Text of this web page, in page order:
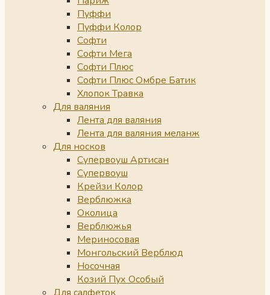
Пуффи
Пуффи Колор
Софти
Софти Мега
Софти Плюс
Софти Плюс Омбре Батик
Хлопок Травка
Для валяния
Лента для валяния
Лента для валяния меланж
Для носков
Супервоуш Артисан
Супервоуш
Крейзи Колор
Верблюжка
Околица
Верблюжья
Мериносовая
Монгольский Верблюд
Носочная
Козий Пух Особый